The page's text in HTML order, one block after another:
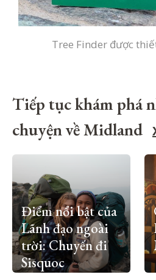
Tree Finder được
Tiếp tục khám phá
chuyện về Midland
Điểm nổi bật của
Lãnh đạo ngoài
trời: Chuyến đi
Sisquoc